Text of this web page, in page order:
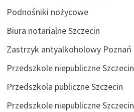
Podnośniki nożycowe
Biura notarialne Szczecin
Zastrzyk antyalkoholowy Poznań
Przedszkole niepubliczne Szczecin
Przedszkola publiczne Szczecin
Przedszkole niepubliczne Szczecin